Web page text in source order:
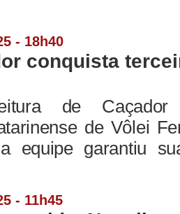
- 18h40
conquista
de
de Vôlei
equipe garantiu
- 11h45